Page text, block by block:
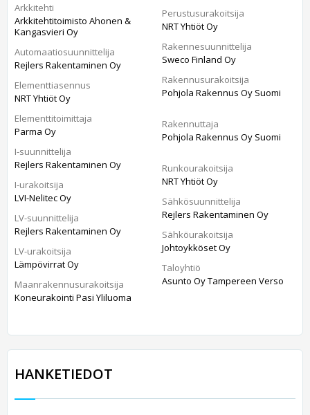
Arkkitehti
Arkkitehtitoimisto Ahonen &
Kangasvieri Oy
Automaatiosuunnittelija
Rejlers Rakentaminen Oy
Elementtiasennus
NRT Yhtiöt Oy
Elementtitoimittaja
Parma Oy
I-suunnittelija
Rejlers Rakentaminen Oy
I-urakoitsija
LVI-Nelitec Oy
LV-suunnittelija
Rejlers Rakentaminen Oy
LV-urakoitsija
Lämpövirrat Oy
Maanrakennusurakoitsija
Koneurakointi Pasi Yliluoma
Perustusurakoitsija
NRT Yhtiöt Oy
Rakennesuunnittelija
Sweco Finland Oy
Rakennusurakoitsija
Pohjola Rakennus Oy Suomi
Rakennuttaja
Pohjola Rakennus Oy Suomi
Runkourakoitsija
NRT Yhtiöt Oy
Sähkösuunnittelija
Rejlers Rakentaminen Oy
Sähköurakoitsija
Johtoykköset Oy
Taloyhtiö
Asunto Oy Tampereen Verso
HANKETIEDOT